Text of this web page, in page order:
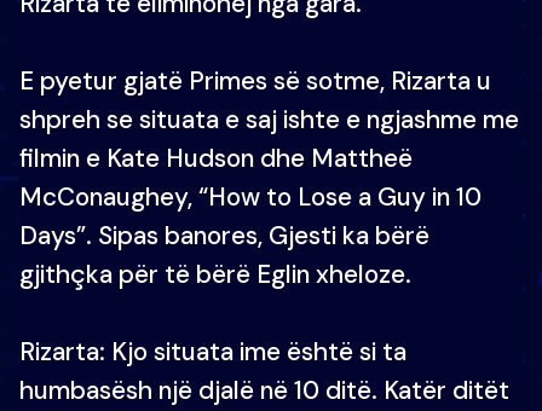
E pyetur gjatë Primes së sotme, Rizarta u
shpreh se situata e saj ishte e ngjashme me
filmin e Kate Hudson dhe Mattheë
McConaughey, “How to Lose a Guy in 10
Days”. Sipas banores, Gjesti ka bërë
gjithçka për të bërë Eglin xheloze.
Rizarta: Kjo situata ime është si ta
humbasësh një djalë në 10 ditë. Katër ditët